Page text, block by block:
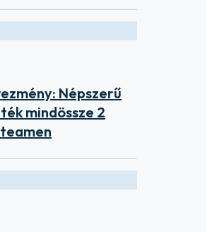
Népszerű
mindössze 2